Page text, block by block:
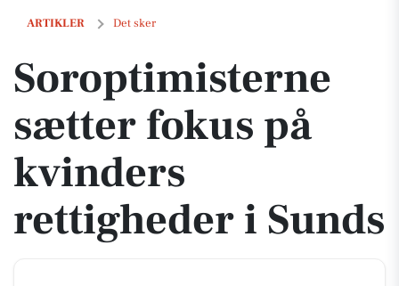
ARTIKLER Det sker
Soroptimisterne sætter fokus på kvinders rettigheder i Sunds
Soroptimisterne
sætter fokus på
kvinders
rettigheder i Sunds